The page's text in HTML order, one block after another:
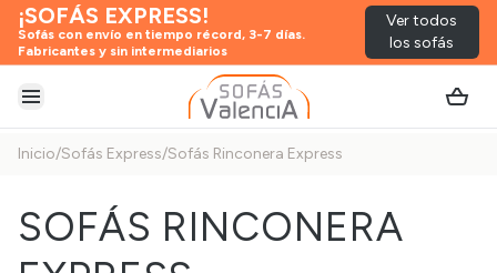
¡SOFÁS EXPRESS!
Sofás con envío en tiempo récord, 3-7 días.
Fabricantes y sin intermediarios
Ver todos
los sofás
Abrir menú
Inicio/Sofás Express/Sofás Rinconera Express
SOFÁS RINCONERA